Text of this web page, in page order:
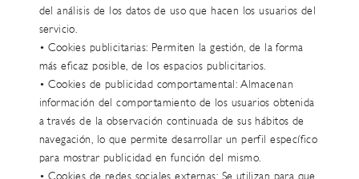
del análisis de los datos de uso que hacen los usuarios del
servicio.
• Cookies publicitarias: Permiten la gestión, de la forma
más eficaz posible, de los espacios publicitarios.
• Cookies de publicidad comportamental: Almacenan
información del comportamiento de los usuarios obtenida
a través de la observación continuada de sus hábitos de
navegación, lo que permite desarrollar un perfil específico
para mostrar publicidad en función del mismo.